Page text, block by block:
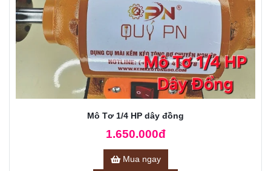
Mô Tơ 1/4 HP dây đồng
1.650.000đ
Mua ngay